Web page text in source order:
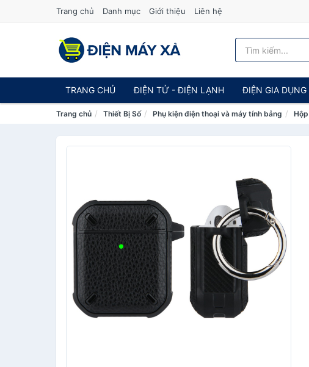
Trang chủ Danh mục Giới thiệu Liên hệ
TRANG CHỦ ĐIỆN TỬ - ĐIỆN LẠNH ĐIỆN GIA DỤNG
Trang chủ Thiết Bị Số Phụ kiện điện thoại và máy tính bảng